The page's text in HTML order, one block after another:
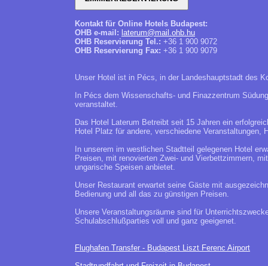
Kontakt für Online Hotels Budapest:
OHB e-mail: laterum@mail.ohb.hu
OHB Reservierung Tel.: +36 1 900 9072
OHB Reservierung Fax: +36 1 900 9079
Unser Hotel ist in Pécs, in der Landeshauptstadt des
In Pécs dem Wissenschafts- und Finazzentrum
veranstaltet.
Das Hotel Laterum Betreibt seit 15 Jahren ein
Hotel Platz für andere, verschiedene Veranstaltungen,
In unserem im westlichen Stadtteil gelegenen Hotel
Preisen, mit renovierten Zwei- und Vierbettzimmern,
ungarische Speisen anbietet.
Unser Restaurant erwartet seine Gäste mit
Bedienung und all das zu günstigen Preisen.
Unsere Veranstaltungsräume sind für
Schulabschlußparties voll und ganz geeigenet.
Flughafen Transfer - Budapest Liszt Ferenc Airport